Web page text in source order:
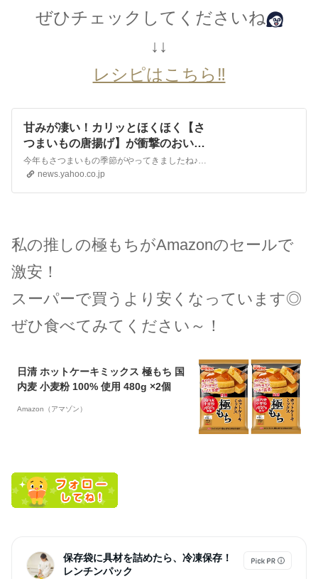
ぜひチェックしてくださいね
↓↓
レシピはこちら‼️
甘みが凄い！カリッとほくほく【さ
つまいもの唐揚げ】が衝撃のおいし
さ（どめさん） - エキスパート -
Yahoo!ニュース
news.yahoo.co.jp
私の推しの極もちがAmazonのセールで
激安！
スーパーで買うより安くなっています◎
ぜひ食べてみてください～！
日清 ホットケーキミックス 極もち 国
内麦 小麦粉 100% 使用 480g ×2個
Amazon（アマゾン）
保存袋に具材を詰めたら、冷凍保存！
レンチンパック